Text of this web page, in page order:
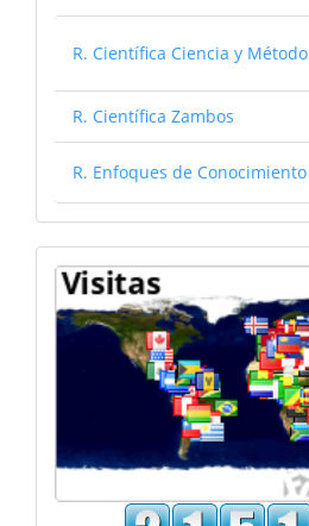
R. Científica Ciencia y Método
R. Científica Zambos
R. Enfoques de Conocimiento
Mapa